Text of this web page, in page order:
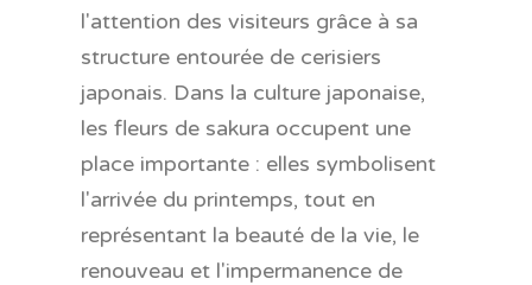
l'attention des visiteurs grâce à sa
structure entourée de cerisiers
japonais. Dans la culture japonaise,
les fleurs de sakura occupent une
place importante : elles symbolisent
l'arrivée du printemps, tout en
représentant la beauté de la vie, le
renouveau et l'impermanence de